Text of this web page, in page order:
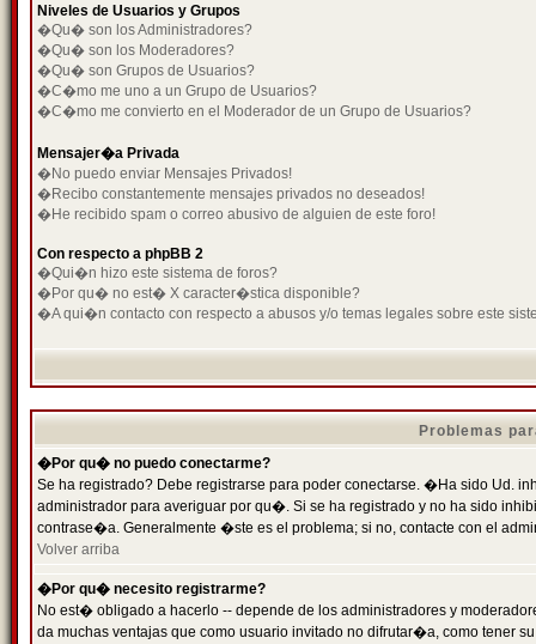
Niveles de Usuarios y Grupos
�Qu� son los Administradores?
�Qu� son los Moderadores?
�Qu� son Grupos de Usuarios?
�C�mo me uno a un Grupo de Usuarios?
�C�mo me convierto en el Moderador de un Grupo de Usuarios?
Mensajer�a Privada
�No puedo enviar Mensajes Privados!
�Recibo constantemente mensajes privados no deseados!
�He recibido spam o correo abusivo de alguien de este foro!
Con respecto a phpBB 2
�Qui�n hizo este sistema de foros?
�Por qu� no est� X caracter�stica disponible?
�A qui�n contacto con respecto a abusos y/o temas legales sobre este
Problemas
�Por qu� no puedo conectarme?
Se ha registrado? Debe registrarse para poder conectarse. �Ha sido Ud.
administrador para averiguar por qu�. Si se ha registrado y no ha sido
contrase�a. Generalmente �ste es el problema; si no, contacte con el
Volver arriba
�Por qu� necesito registrarme?
No est� obligado a hacerlo -- depende de los administradores y
da muchas ventajas que como usuario invitado no difrutar�a, como tener